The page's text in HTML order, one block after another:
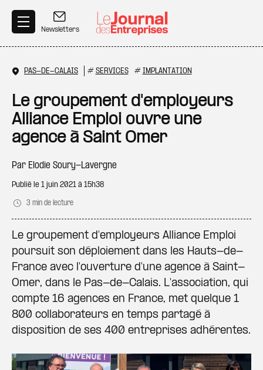
Newsletters
PAS-DE-CALAIS # SERVICES # IMPLANTATION
Le groupement d'employeurs
Alliance Emploi ouvre une
agence à Saint Omer
Par Elodie Soury-Lavergne
Publié le 1 juin 2021 à 15h38
3 min de lecture
Le groupement d'employeurs Alliance Emploi
poursuit son déploiement dans les Hauts-de-
France avec l'ouverture d'une agence à Saint-
Omer, dans le Pas-de-Calais. L'association, qui
compte 16 agences en France, met quelque 1
800 collaborateurs en temps partagé à
disposition de ses 400 entreprises adhérentes.